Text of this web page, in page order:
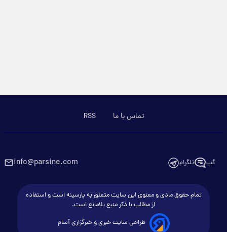
تماس با ما RSS
گپ تلگرام info@parsine.com
تمام حقوق مادی و معنوی این سایت متعلق به پارسینه است و استفاده
از مطالب با ذکر منبع بلامانع است.
طراحی سایت خبری و خبرگزاری آسام